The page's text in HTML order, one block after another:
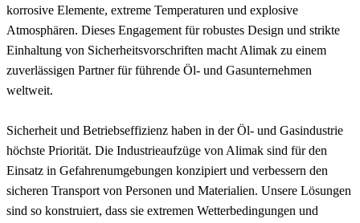
korrosive Elemente, extreme Temperaturen und explosive
Atmosphären. Dieses Engagement für robustes Design und strikte
Einhaltung von Sicherheitsvorschriften macht Alimak zu einem
zuverlässigen Partner für führende Öl- und Gasunternehmen
weltweit.
Sicherheit und Betriebseffizienz haben in der Öl- und Gasindustrie
höchste Priorität. Die Industrieaufzüge von Alimak sind für den
Einsatz in Gefahrenumgebungen konzipiert und verbessern den
sicheren Transport von Personen und Materialien. Unsere Lösungen
sind so konstruiert, dass sie extremen Wetterbedingungen und